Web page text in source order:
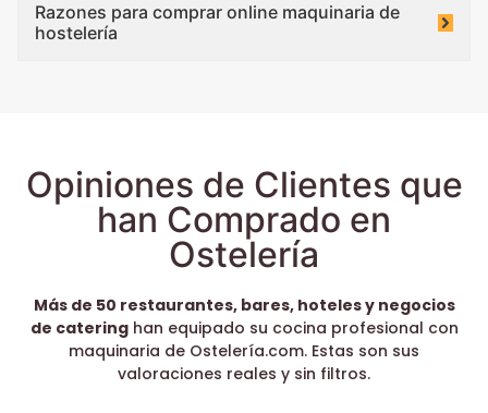
Razones para comprar online maquinaria de
hostelería
Opiniones de Clientes que
han Comprado en
Ostelería
Más de 50 restaurantes, bares, hoteles y negocios
de cateringhan equipado su cocina profesional con
maquinaria de Ostelería.com. Estas son sus
valoraciones reales y sin filtros.